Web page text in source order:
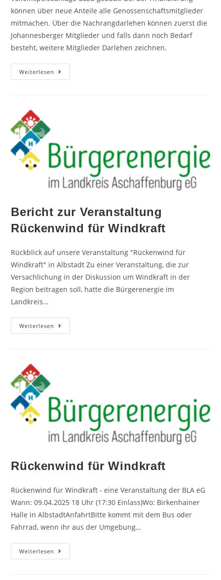
können über neue Anteile alle Genossenschaftsmitglieder
mitmachen. Über die Nachrangdarlehen können zuerst die
Johannesberger Mitglieder und falls dann noch Bedarf
besteht, weitere Mitglieder Darlehen zeichnen.
Weiterlesen
Bericht zur Veranstaltung
Rückenwind für Windkraft
Rückblick auf unsere Veranstaltung "Rückenwind für
Windkraft" in Albstadt Zu einer Veranstaltung, die zur
Versachlichung in der Diskussion um Windkraft in der
Region beitragen soll, hatte die Bürgerenergie im
Landkreis…
Weiterlesen
Rückenwind für Windkraft
Rückenwind für Windkraft - eine Veranstaltung der BLA eG
Wann: 09.04.2025 18 Uhr (17:30 Einlass)Wo: Birkenhainer
Halle in AlbstadtAnfahrtBitte kommt mit dem Bus oder
Fahrrad, wenn ihr aus der Umgebung…
Weiterlesen